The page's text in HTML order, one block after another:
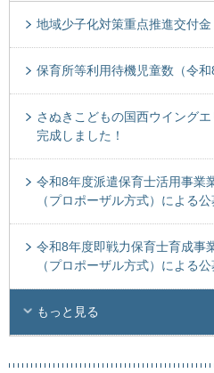
地域少子化対策重点推進交付金
保育所等利用待機児童数（令
さぬきこどもの国西ウイング
完成しました！
令和8年度派遣保育士活用事業
（プロポーザル方式）による
令和8年度即戦力保育士育成事
（プロポーザル方式）による
もっと見る